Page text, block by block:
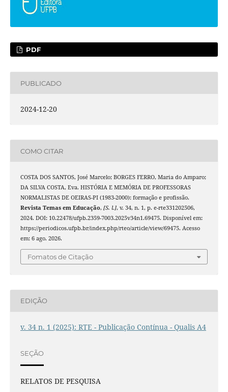
PDF
PUBLICADO
2024-12-20
COMO CITAR
COSTA DOS SANTOS, José Marcelo; BORGES FERRO, Maria do Amparo;
DA SILVA COSTA, Eva. HISTÓRIA E MEMÓRIA DE PROFESSORAS
NORMALISTAS DE OEIRAS-PI (1983-2000): formação e profissão.
Revista Temas em Educação, [S. l.], v. 34, n. 1, p. e-rte331202506,
2024. DOI: 10.22478/ufpb.2359-7003.2025v34n1.69475. Disponível em:
https://periodicos.ufpb.br/index.php/rteo/article/view/69475. Acesso
em: 6 ago. 2026.
Fomatos de Citação
EDIÇÃO
v. 34 n. 1 (2025): RTE - Publicação Contínua - Qualis A4
SEÇÃO
RELATOS DE PESQUISA